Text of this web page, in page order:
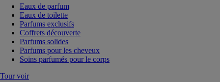
Eaux de parfum
Eaux de toilette
Parfums exclusifs
Coffrets découverte
Parfums solides
Parfums pour les cheveux
Soins parfumés pour le corps
Tour voir